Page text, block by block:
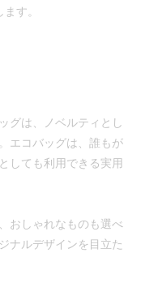
す。
グは、ノベルティとし
エコバッグは、誰もが
しても利用できる実用
おしゃれなものも選べ
ナルデザインを目立た